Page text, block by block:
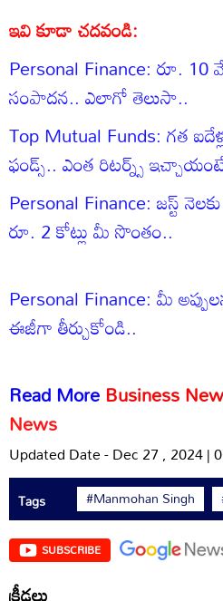
ఇవి కూడా చదవండి:
Personal Finance: రూ. 10
సంపాదన.. ఎలాగో తెలుసా..
Top Mutual Funds: గత
ఫండ్స్.. ఎంత రిటర్న్స్
Personal Finance: జస్ట్
రూ. 2 కోట్లు మీ సొంతం..
Personal Finance: మీ
ఈజీగా తీర్చుకోండి..
Read MoreBusiness
News
Updated Date - Dec 27 , 2024 |
Tags #Manmohan Singh
SUBSCRIBE